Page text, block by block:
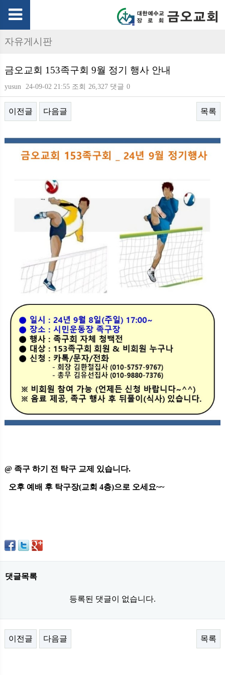
자유게시판
금오교회 153족구회 9월 정기 행사 안내
yusun 24-09-02 21:55 조회 26,327 댓글 0
이전글 다음글 목록
본문
@ 족구 하기 전 탁구 교제 있습니다.
오후 예배 후 탁구장(교회 4층)으로 오세요~~
댓글목록
등록된 댓글이 없습니다.
이전글 다음글 목록